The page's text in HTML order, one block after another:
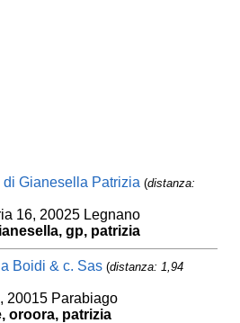
Gianesella Patrizia (distanza:
16, 20025 Legnano
gp, patrizia
Boidi & c. Sas (distanza: 1,94
20015 Parabiago
oroora, patrizia